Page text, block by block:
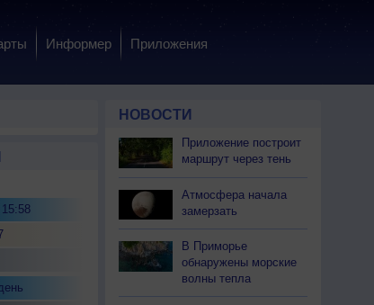
Информер Приложения
НОВОСТИ
Приложение построит
маршрут через тень
Атмосфера начала
замерзать
В Приморье
обнаружены морские
волны тепла